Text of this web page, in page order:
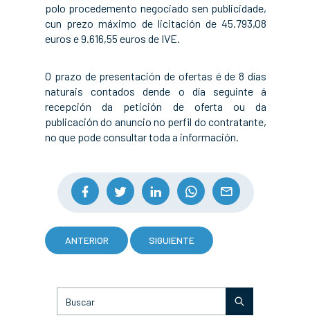
polo procedemento negociado sen publicidade,
cun prezo máximo de licitación de 45.793,08
euros e 9.616,55 euros de IVE.
O prazo de presentación de ofertas é de 8 días
naturais contados dende o día seguinte á
recepción da petición de oferta ou da
publicación do anuncio no perfil do contratante,
no que pode consultar toda a información.
ANTERIOR SIGUIENTE